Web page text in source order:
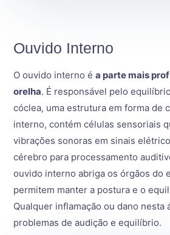
Ouvido Interno
O ouvido interno éa parte mais
orelha. É responsável pelo
cóclea, uma estrutura em forma de
interno, contém células sensoriais
vibrações sonoras em sinais
cérebro para processamento
ouvido interno abriga os órgãos do
permitem manter a postura e o
Qualquer inflamação ou dano nesta
problemas de audição e equilíbrio.